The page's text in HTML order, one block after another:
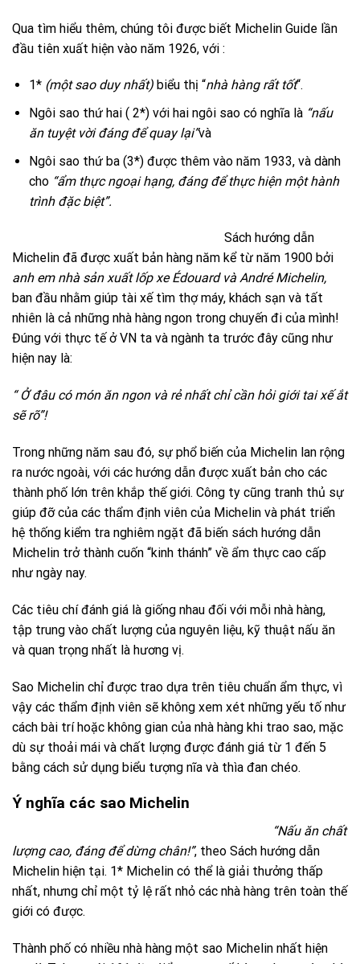
Qua tìm hiểu thêm, chúng tôi được biết Michelin Guide lần
đầu tiên xuất hiện vào năm 1926, với :
1* (một sao duy nhất)biểu thị “nhà hàng rất tốt“.
Ngôi sao thứ hai ( 2*) với hai ngôi sao có nghĩa là “nấu
ăn tuyệt vời đáng để quay lại”và
Ngôi sao thứ ba (3*) được thêm vào năm 1933, và dành
cho “ẩm thực ngoại hạng, đáng để thực hiện một hành
trình đặc biệt”.
Sách hướng dẫn
Michelin đã được xuất bản hàng năm kể từ năm 1900 bởi
anh em nhà sản xuất lốp xe Édouard và André Michelin,
ban đầu nhằm giúp tài xế tìm thợ máy, khách sạn và tất
nhiên là cả những nhà hàng ngon trong chuyến đi của mình!
Đúng với thực tế ở VN ta và ngành ta trước đây cũng như
hiện nay là:
“ Ở đâu có món ăn ngon và rẻ nhất chỉ cần hỏi giới tai xế ắt
sẽ rõ”!
Trong những năm sau đó, sự phổ biến của Michelin lan rộng
ra nước ngoài, với các hướng dẫn được xuất bản cho các
thành phố lớn trên khắp thế giới. Công ty cũng tranh thủ sự
giúp đỡ của các thẩm định viên của Michelin và phát triển
hệ thống kiểm tra nghiêm ngặt đã biến sách hướng dẫn
Michelin trở thành cuốn “kinh thánh” về ẩm thực cao cấp
như ngày nay.
Các tiêu chí đánh giá là giống nhau đối với mỗi nhà hàng,
tập trung vào chất lượng của nguyên liệu, kỹ thuật nấu ăn
và quan trọng nhất là hương vị.
Sao Michelin chỉ được trao dựa trên tiêu chuẩn ẩm thực, vì
vậy các thẩm định viên sẽ không xem xét những yếu tố như
cách bài trí hoặc không gian của nhà hàng khi trao sao, mặc
dù sự thoải mái và chất lượng được đánh giá từ 1 đến 5
bằng cách sử dụng biểu tượng nĩa và thìa đan chéo.
Ý nghĩa các sao Michelin
“Nấu ăn chất
lượng cao, đáng để dừng chân!”, theo Sách hướng dẫn
Michelin hiện tại. 1* Michelin có thể là giải thưởng thấp
nhất, nhưng chỉ một tỷ lệ rất nhỏ các nhà hàng trên toàn thế
giới có được.
Thành phố có nhiều nhà hàng một sao Michelin nhất hiện